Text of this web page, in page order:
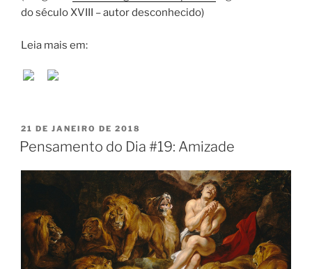
do século XVIII – autor desconhecido)
Leia mais em:
PUBLICADO
EM
21 DE JANEIRO DE 2018
Pensamento do Dia #19: Amizade